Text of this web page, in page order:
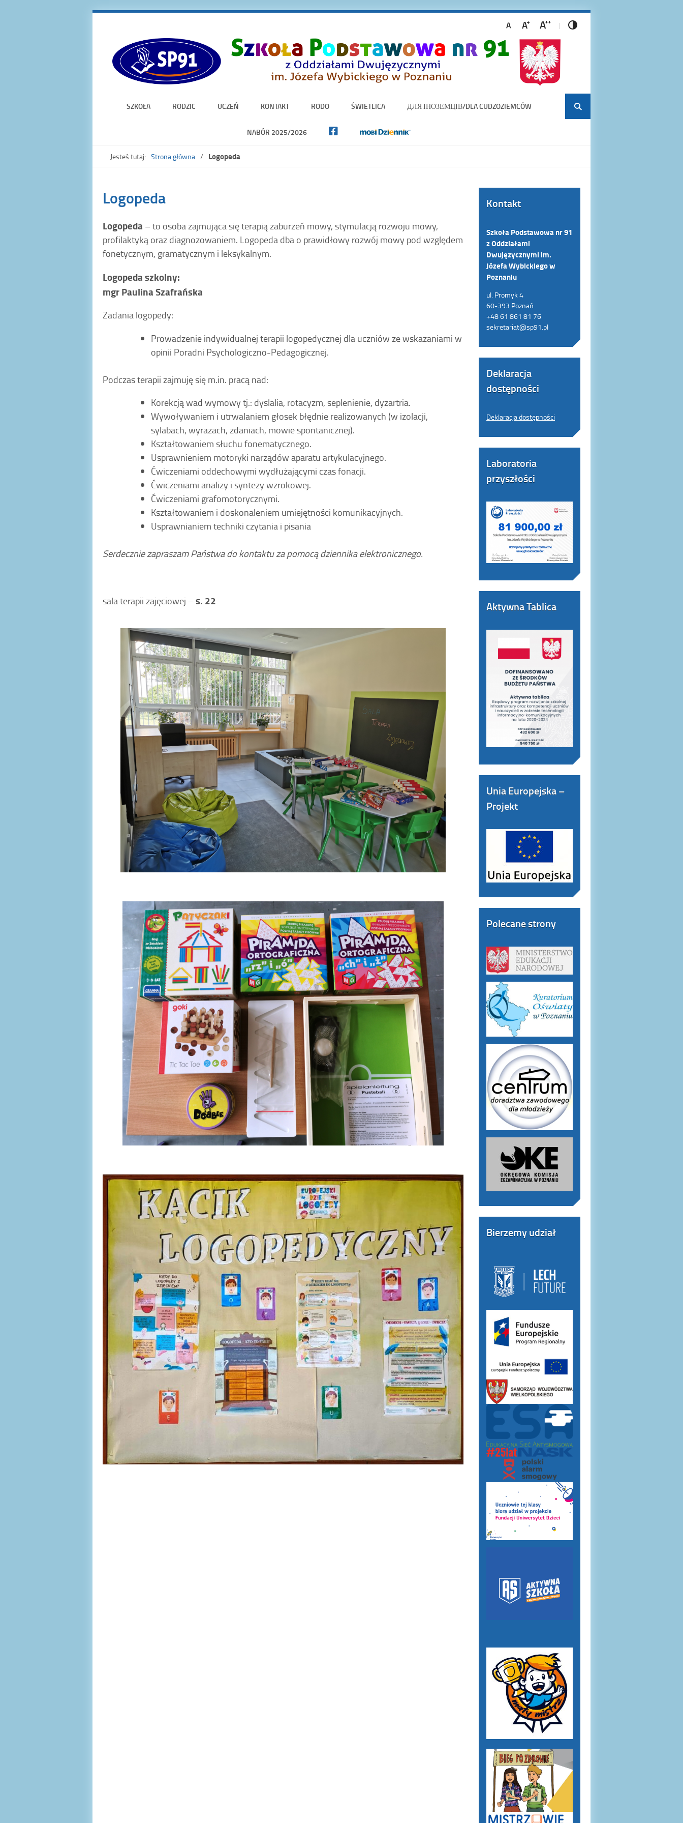
SZKOŁA RODZIC UCZEŃ KONTAKT RODO ŚWIETLICA ДЛЯ ІНОЗЕМЦІВ/DLA CUDZOZIEMCÓW
NABÓR 2025/2026
Jesteś tutaj: Strona główna Logopeda
Kontakt
Szkoła Podstawowa nr 91
z Oddziałami
Dwujęzycznymi im.
Józefa Wybickiego w
Poznaniu
ul. Promyk 4
60-393 Poznań
+48 61 861 81 76
sekretariat@sp91.pl
Deklaracja
dostępności
Deklaracja dostępności
Laboratoria
przyszłości
Aktywna Tablica
Unia Europejska –
Projekt
Polecane strony
Bierzemy udział
Logopeda
Logopeda – to osoba zajmująca się terapią zaburzeń mowy, stymulacją rozwoju mowy,
profilaktyką oraz diagnozowaniem. Logopeda dba o prawidłowy rozwój mowy pod względem
fonetycznym, gramatycznym i leksykalnym.
Logopeda szkolny:
mgr Paulina Szafrańska
Zadania logopedy:
Prowadzenie indywidualnej terapii logopedycznej dla uczniów ze wskazaniami w
opinii Poradni Psychologiczno-Pedagogicznej.
Podczas terapii zajmuję się m.in. pracą nad:
Korekcją wad wymowy tj.: dyslalia, rotacyzm, seplenienie, dyzartria.
Wywoływaniem i utrwalaniem głosek błędnie realizowanych (w izolacji,
sylabach, wyrazach, zdaniach, mowie spontanicznej).
Kształtowaniem słuchu fonematycznego.
Usprawnieniem motoryki narządów aparatu artykulacyjnego.
Ćwiczeniami oddechowymi wydłużającymi czas fonacji.
Ćwiczeniami analizy i syntezy wzrokowej.
Ćwiczeniami grafomotorycznymi.
Kształtowaniem i doskonaleniem umiejętności komunikacyjnych.
Usprawnianiem techniki czytania i pisania
Serdecznie zapraszam Państwa do kontaktu za pomocą dziennika elektronicznego.
sala terapii zajęciowej –s. 22